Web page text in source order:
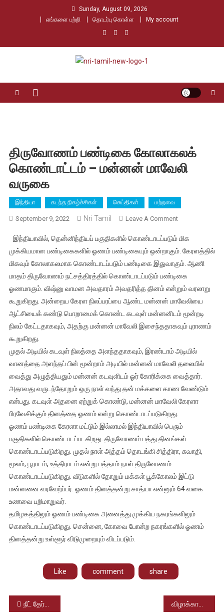
Sunday, August 09, 2026
எங்களை பற்றி
தொடர்பு கொள்ள My account
Nri Tamil
திருவோணம் பண்டிகை கோலாகலக்
கொண்டாட்டம் – மன்னன் மாவேலி
வருகை
இந்தியா கடந்த நிகழ்ச்சிகள் செய்திகள் மற்றவை
September 9, 2022 Nri Tamil Leave A CommentOn
பண்டிகை
கோலாகலக்
கொண்டாட்டம்
–
மன்னன்
மாவேலி
வருகை
இந்தியாவில், தென்னிந்தியப் பகுதிகளில் கொண்டாடப்படும் மிக
முக்கியமான பண்டிகைகளில் ஓணம் பண்டிகையும் ஒன்றாகும். கேரளத்தில்
மிகவும் கோலாகலமாக கொண்டாடப்படும் பண்டிகை இதுவாகும். ஆணி
மாதம் திருவோணம் நட்சத்திரத்தில் கொண்டாடப்படும் பண்டிகை
ஓணமாகும். விஷ்னு வாமன அவதாரம் அவதரித்த தினம் என்றும் வரலாறு
கூறுகிறது. அன்றைய கேரள நிலப்பரப்பை ஆண்ட மன்னன் மாவேலியை
ஆட்சியைக் கண்டு பொறாமைக் கொண்ட கடவுள் மன்னனிடம் மூன்றடி
நிலம் கேட்டதாகவும், அதற்கு மன்னன் மாவேலி இசைந்ததாகவும் புராணம்
கூறுகிறது.
முதல் அடியில் கடவுள் நிலத்தை அளந்ததாகவும், இரண்டாம் அடியில்
வானத்தை அளந்தப் பின் மூன்றாம் அடியில் மன்னன் மாவேலி தலையில்
வைத்து அழுத்தியதும் மன்னன் கடவுளிடம் ஓர் கோரிக்கை வைத்தார்.
அதாவது வருடந்தோறும் ஒரு நாள் வந்து தன் மக்களை காண வேண்டும்
என்பது. கடவுள் அதனை ஏற்றுக் கொண்டு, மன்னன் மாவேலி கேரளா
பிரவேசிக்கும் தினத்தை ஓணம் என்று கொண்டாடப்படுகிறது.
ஓணம் பண்டிகை கேரளா மட்டும் இல்லாமல் இந்தியாவில் பெரும்
பகுதிகளில் கொண்டாடப்படகிறது. திருவோணம் பத்து தினங்கள்
கொண்டாடப்படுகிறது. முதல் நாள் அத்தம் தொடங்கி சித்திரா, சுவாதி,
மூலம், பூராடம், உத்திராடம் என்று பத்தாம் நாள் திருவோணம்
கொண்டாடப்படுகிறது. வீடுகளில் தோறும் மக்கள் பூக்கோலம் இட்டு
மன்னனை வரவேற்ப்பர். ஓணம் தினத்தன்று சாத்யா என்னும் 64 வகை
உணவை பறிமாறுவர்.
தமிழகத்திலும் ஓணம் பண்டிகை அனைத்து முக்கிய நகரங்களிலும்
கொண்டாடப்படுகிறது. சென்னை, கோவை போன்ற நகரங்களில் ஓணம்
தினத்தன்று உள்ளூர் விடுமுறையும் விடப்படும்.
Like comment share
Post
நீட் தேர்வு முடிவுகள் 2022 வெளியாகியது, உத்திரபிரதேசம் முதலிடம், தமிழ்நாடு தேர்ச்சி விகிதம் கடும்சரிவு